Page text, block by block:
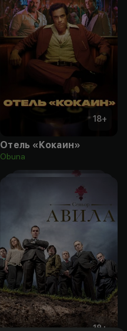
18+
Отель «Кокаин»
Obuna
18 +